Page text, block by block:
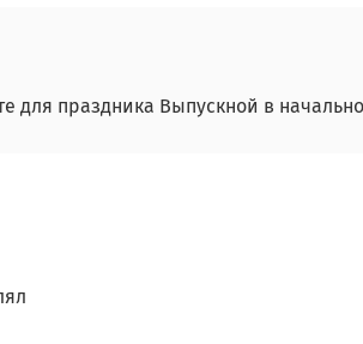
для праздника Выпускной в